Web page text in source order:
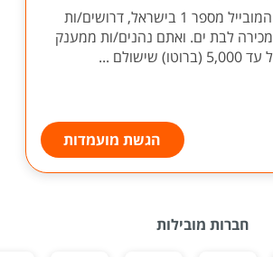
לדינמיקה, רשת המובייל מספר 1 בישראל, דרושים/ות
לבת ים. ואתם נהנים/ות ממענק
...
הגשת מועמדות
חברות מובילות